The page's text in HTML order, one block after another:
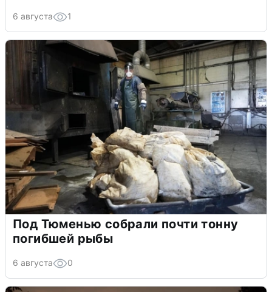
6 августа 1
Под Тюменью собрали почти тонну
погибшей рыбы
6 августа 0